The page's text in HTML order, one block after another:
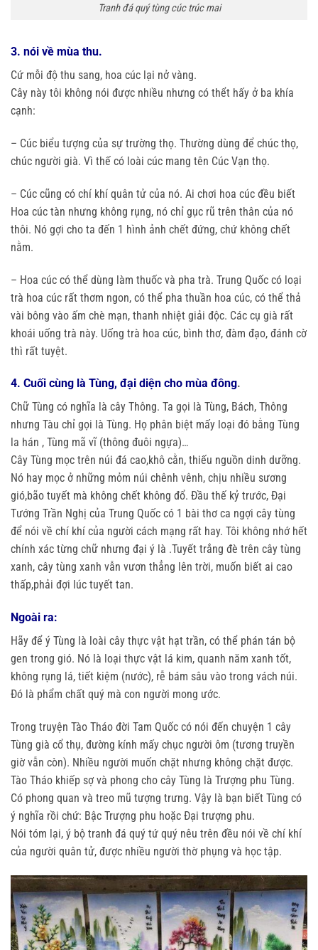
Tranh đá quý tùng cúc trúc mai
3. nói về mùa thu.
Cứ mỗi độ thu sang, hoa cúc lại nở vàng.
Cây này tôi không nói được nhiều nhưng có thểt hấy ở ba khía
cạnh:
– Cúc biểu tượng của sự trường thọ. Thường dùng để chúc thọ,
chúc người già. Vì thế có loài cúc mang tên Cúc Vạn thọ.
– Cúc cũng có chí khí quân tử của nó. Ai chơi hoa cúc đều biết
Hoa cúc tàn nhưng không rụng, nó chỉ gục rũ trên thân của nó
thôi. Nó gợi cho ta đến 1 hình ảnh chết đứng, chứ không chết
nằm.
– Hoa cúc có thể dùng làm thuốc và pha trà. Trung Quốc có loại
trà hoa cúc rất thơm ngon, có thể pha thuần hoa cúc, có thể thả
vài bông vào ấm chè mạn, thanh nhiệt giải độc. Các cụ già rất
khoái uống trà này. Uống trà hoa cúc, bình thơ, đàm đạo, đánh cờ
thì rất tuyệt.
4. Cuối cùng là Tùng, đại diện cho mùa đông.
Chữ Tùng có nghĩa là cây Thông. Ta gọi là Tùng, Bách, Thông
nhưng Tàu chỉ gọi là Tùng. Họ phân biệt mấy loại đó bằng Tùng
la hán , Tùng mã vĩ (thông đuôi ngựa)…
Cây Tùng mọc trên núi đá cao,khô cằn, thiếu nguồn dinh dưỡng.
Nó hay mọc ở những mỏm núi chênh vênh, chịu nhiều sương
gió,bão tuyết mà không chết không đổ. Đầu thế kỷ trước, Đại
Tướng Trần Nghị của Trung Quốc có 1 bài thơ ca ngợi cây tùng
để nói về chí khí của người cách mạng rất hay. Tôi không nhớ hết
chính xác từng chữ nhưng đại ý là .Tuyết trắng đè trên cây tùng
xanh, cây tùng xanh vẫn vươn thẳng lên trời, muốn biết ai cao
thấp,phải đợi lúc tuyết tan.
Ngoài ra:
Hãy để ý Tùng là loài cây thực vật hạt trần, có thể phán tán bộ
gen trong gió. Nó là loại thực vật lá kim, quanh năm xanh tốt,
không rụng lá, tiết kiệm (nước), rễ bám sâu vào trong vách núi.
Đó là phẩm chất quý mà con người mong ước.
Trong truyện Tào Tháo đời Tam Quốc có nói đến chuyện 1 cây
Tùng già cổ thụ, đường kính mấy chục người ôm (tương truyền
giờ vẫn còn). Nhiều người muốn chặt nhưng không chặt được.
Tào Tháo khiếp sợ và phong cho cây Tùng là Trượng phu Tùng.
Có phong quan và treo mũ tượng trưng. Vậy là bạn biết Tùng có
ý nghĩa rồi chứ: Bậc Trượng phu hoặc Đại trượng phu.
Nói tóm lại, ý bộ tranh đá quý tứ quý nêu trên đều nói về chí khí
của người quân tử, được nhiều người thờ phụng và học tập.